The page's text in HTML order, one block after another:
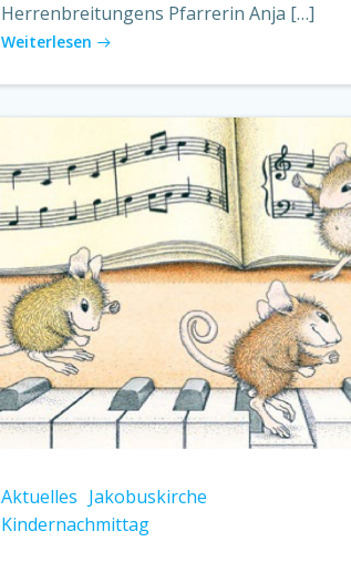
Herrenbreitungens Pfarrerin Anja […]
Weiterlesen
Aktuelles Jakobuskirche
Kindernachmittag